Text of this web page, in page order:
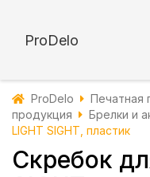
ProDelo
ProDelo Печатная
продукция
Брелки и
LIGHT SIGHT, пластик
Скребок